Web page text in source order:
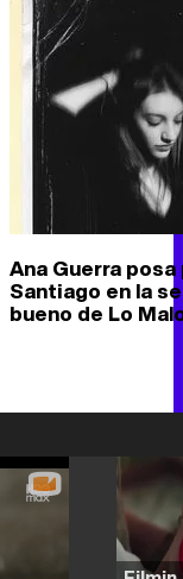
Ana Guerra posa
Santiago en la
bueno de Lo